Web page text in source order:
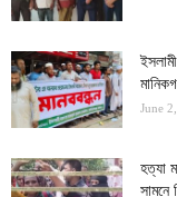
June
হত্যা
সামনে